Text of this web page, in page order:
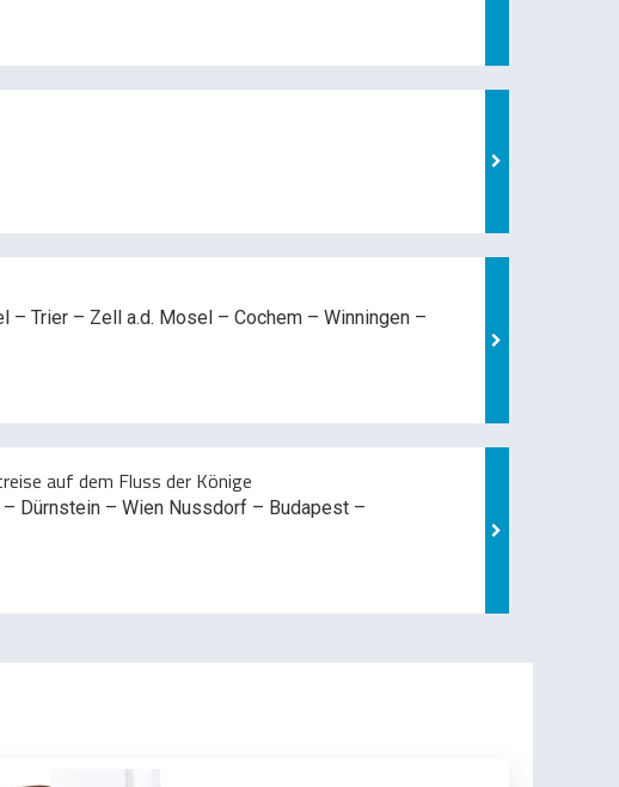
– Trier – Zell a.d. Mosel – Cochem – Winningen –
auf dem Fluss der Könige
Dürnstein – Wien Nussdorf – Budapest –